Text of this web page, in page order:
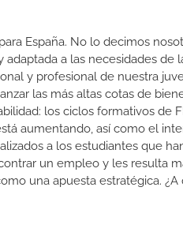
España. No lo decimos
a las necesidades de
y profesional de nuestra
las más altas cotas de
los ciclos formativos de
aumentando, así como el
a los estudiantes que
un empleo y les resulta
una apuesta estratégica. ¿A